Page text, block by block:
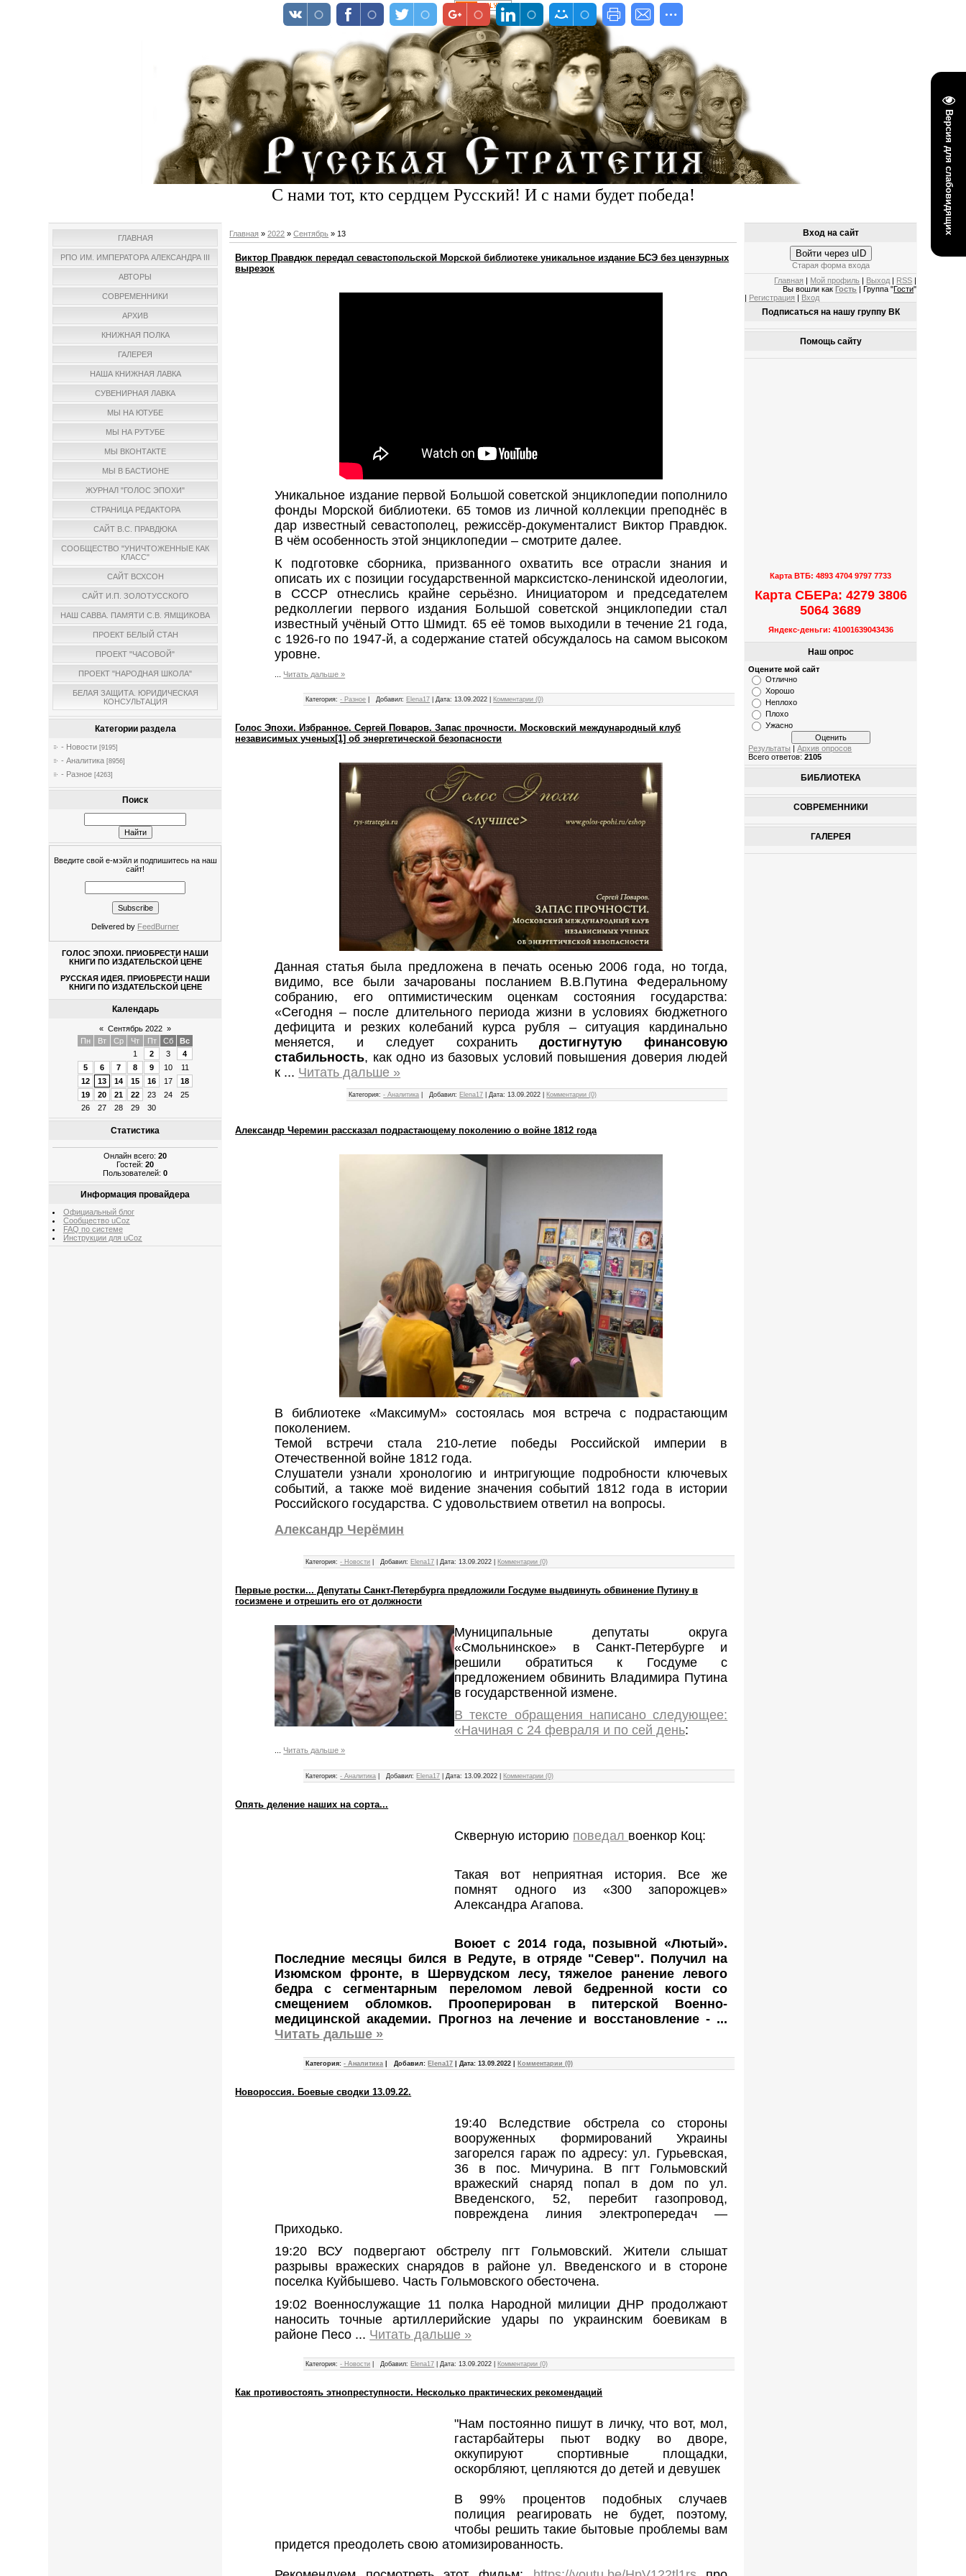
Версия для слабовидящих
С нами тот, кто сердцем Русский! И с нами будет победа!
ГЛАВНАЯ
РПО ИМ. ИМПЕРАТОРА АЛЕКСАНДРА III
АВТОРЫ
СОВРЕМЕННИКИ
АРХИВ
КНИЖНАЯ ПОЛКА
ГАЛЕРЕЯ
НАША КНИЖНАЯ ЛАВКА
СУВЕНИРНАЯ ЛАВКА
МЫ НА ЮТУБЕ
МЫ НА РУТУБЕ
МЫ ВКОНТАКТЕ
МЫ В БАСТИОНЕ
ЖУРНАЛ "ГОЛОС ЭПОХИ"
СТРАНИЦА РЕДАКТОРА
САЙТ В.С. ПРАВДЮКА
СООБЩЕСТВО "УНИЧТОЖЕННЫЕ КАК
КЛАСС"
САЙТ ВСХСОН
САЙТ И.П. ЗОЛОТУССКОГО
НАШ САВВА. ПАМЯТИ С.В. ЯМЩИКОВА
ПРОЕКТ БЕЛЫЙ СТАН
ПРОЕКТ "ЧАСОВОЙ"
ПРОЕКТ "НАРОДНАЯ ШКОЛА"
БЕЛАЯ ЗАЩИТА. ЮРИДИЧЕСКАЯ
КОНСУЛЬТАЦИЯ
Категории раздела
- Новости [9195]
- Аналитика [8956]
- Разное [4263]
Поиск
Введите свой е-мэйл и подпишитесь на наш
сайт!
Delivered by FeedBurner
ГОЛОС ЭПОХИ. ПРИОБРЕСТИ НАШИ
КНИГИ ПО ИЗДАТЕЛЬСКОЙ ЦЕНЕ
РУССКАЯ ИДЕЯ. ПРИОБРЕСТИ НАШИ
КНИГИ ПО ИЗДАТЕЛЬСКОЙ ЦЕНЕ
Календарь
« Сентябрь 2022 »
Пн
Вт Ср Чт Пт Сб
Вс
1
2 3
4
5
6 7 8 9 10
11
12
13 14 15 16 17
18
19
20 21 22 23 24
25
26
27 28 29 30
Статистика
Онлайн всего:20
Гостей:20
Пользователей:0
Информация провайдера
Официальный блог
Сообщество uCoz
FAQ по системе
Инструкции для uCoz
Главная »2022 » Сентябрь » 13
Виктор Правдюк передал севастопольской Морской библиотеке уникальное издание БСЭ без цензурных
вырезок
Уникальное издание первой Большой советской энциклопедии пополнило
фонды Морской библиотеки. 65 томов из личной коллекции преподнёс в
дар известный севастополец, режиссёр-документалист Виктор Правдюк.
В чём особенность этой энциклопедии – смотрите далее.
К подготовке сборника, призванного охватить все отрасли знания и
описать их с позиции государственной марксистско-ленинской идеологии,
в СССР отнеслись крайне серьёзно. Инициатором и председателем
редколлегии первого издания Большой советской энциклопедии стал
известный учёный Отто Шмидт. 65 её томов выходили в течение 21 года,
с 1926-го по 1947-й, а содержание статей обсуждалось на самом высоком
уровне.
Читать дальше »
Категория: - Разное Добавил: Elena17 |Дата: 13.09.2022 Комментарии (0)
Голос Эпохи. Избранное. Сергей Поваров. Запас прочности. Московский международный клуб
независимых ученых[1] об энергетической безопасности
Данная статья была предложена в печать осенью 2006 года, но тогда,
видимо, все были зачарованы посланием В.В.Путина Федеральному
собранию, его оптимистическим оценкам состояния государства:
«Сегодня – после длительного периода жизни в условиях бюджетного
дефицита и резких колебаний курса рубля – ситуация кардинально
меняется, и следует сохранитьдостигнутую финансовую
стабильность, как одно из базовых условий повышения доверия людей
к ... Читать дальше »
Категория: - Аналитика Добавил: Elena17 |Дата: 13.09.2022 Комментарии (0)
Александр Черемин рассказал подрастающему поколению о войне 1812 года
В библиотеке «МаксимуМ» состоялась моя встреча с подрастающим
поколением.
Темой встречи стала 210-летие победы Российской империи в
Отечественной войне 1812 года.
Слушатели узнали хронологию и интригующие подробности ключевых
событий, а также моё видение значения событий 1812 года в истории
Российского государства. С удовольствием ответил на вопросы.
Александр Черёмин
Категория: - Новости Добавил: Elena17 |Дата: 13.09.2022 Комментарии (0)
Первые ростки... Депутаты Санкт-Петербурга предложили Госдуме выдвинуть обвинение Путину в
госизмене и отрешить его от должности
Муниципальные депутаты округа
«Смольнинское» в Санкт-Петербурге и
решили обратиться к Госдуме с
предложением обвинить Владимира Путина
в государственной измене.
В тексте обращения написано следующее:
«Начиная с 24 февраля и по сей день:
Читать дальше »
Категория: - Аналитика Добавил: Elena17 Дата: 13.09.2022 Комментарии (0)
Опять деление наших на сорта...
Скверную историю поведал военкор Коц:
Такая вот неприятная история. Все же
помнят одного из «300 запорожцев»
Александра Агапова.
Воюет с 2014 года, позывной «Лютый».
Последние месяцы бился в Редуте, в отряде "Север". Получил на
Изюмском фронте, в Шервудском лесу, тяжелое ранение левого
бедра с сегментарным переломом левой бедренной кости со
смещением обломков. Прооперирован в питерской Военно-
медицинской академии. Прогноз на лечение и восстановление - ...
Читать дальше »
Категория: - Аналитика Добавил: Elena17 |Дата: 13.09.2022 Комментарии (0)
Новороссия. Боевые сводки 13.09.22.
19:40 Вследствие обстрела со стороны
вооруженных формирований Украины
загорелся гараж по адресу: ул. Гурьевская,
36 в пос. Мичурина. В пгт Гольмовский
вражеский снаряд попал в дом по ул.
Введенского, 52, перебит газопровод,
повреждена линия электропередач —
Приходько.
19:20 ВСУ подвергают обстрелу пгт Гольмовский. Жители слышат
разрывы вражеских снарядов в районе ул. Введенского и в стороне
поселка Куйбышево. Часть Гольмовского обесточена.
19:02 Военнослужащие 11 полка Народной милиции ДНР продолжают
наносить точные артиллерийские удары по украинским боевикам в
районе Песо ... Читать дальше »
Категория: - Новости Добавил: Elena17 Дата: 13.09.2022 Комментарии (0)
Как противостоять этнопреступности. Несколько практических рекомендаций
"Нам постоянно пишут в личку, что вот, мол,
гастарбайтеры пьют водку во дворе,
оккупируют спортивные площадки,
оскорбляют, цепляются до детей и девушек
В 99% процентов подобных случаев
полиция реагировать не будет, поэтому,
чтобы решить такие бытовые проблемы вам
придется преодолеть свою атомизированность.
Вход на сайт
Войти через uID
Старая форма входа
Главная
Мой профиль Выход RSS
Вы вошли как Гость | Группа "Гости"
Регистрация Вход
Подписаться на нашу группу ВК
Помощь сайту
Карта ВТБ: 4893 4704 9797 7733
Карта СБЕРа: 4279 3806
5064 3689
Яндекс-деньги: 41001639043436
Наш опрос
Оцените мой сайт
Отлично
Хорошо
Неплохо
Плохо
Ужасно
Результаты |Архив опросов
Всего ответов:2105
БИБЛИОТЕКА
СОВРЕМЕННИКИ
ГАЛЕРЕЯ